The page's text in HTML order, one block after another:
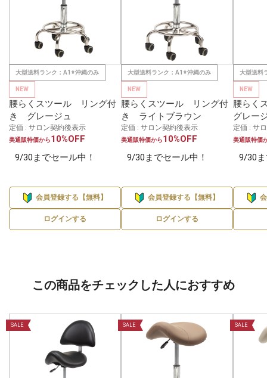
大型送料ランク：A1※沖縄のみ
NEW
腰らくスツール リング付
き グレージュ
定価 : サロン契約後表示
美通販特価から10%OFF
9/30までセール中！
会員登録する【無料】
ログインする
大型送料ランク：A1※沖縄のみ
NEW
腰らくスツール リング付
き ライトブラウン
定価 : サロン契約後表示
美通販特価から10%OFF
9/30までセール中！
会員登録する【無料】
ログインする
大型送料
NEW
腰ら
グレー
定価 : サ
美通販特価
9/30
この商品をチェックした人におすすめ
SALE SALE SALE